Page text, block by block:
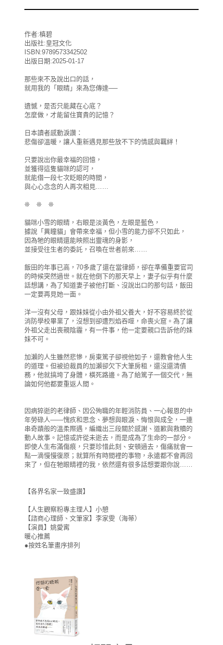
作者:槙碧
出版社:皇冠文化
ISBN:9789573342502
出版日期:2025-01-17
那些來不及說出口的話，
就用我的「眼睛」來為您傳達──
遺憾，是否只能藏在心底？
怎麼做，才能留住寶貴的記憶？
日本讀者感動淚讚：
悲傷卻溫暖，讓人重新遇見那些放不下的情感與羈絆！
只要說出你最幸福的回憶，
並獲得這隻貓咪的認可，
就能借一段七次眨眼的時間，
與心心念念的人再次相見……
❊ ❊ ❊
貓咪小雪的眼睛，右眼是淡黃色，左眼是藍色，
據說「異瞳貓」會帶來幸福，但小雪的能力卻不只如此，
因為牠的眼睛還能映照出靈魂的身影，
並接受往生者的委託，召喚在世者前來……
飯田的年事已高，70多歲了還在當律師，卻在準備重要官司
的時候突然過世。就在他倒下的那天早上，妻子似乎有什麼
話想講，為了知道妻子被他打斷、沒說出口的那句話，飯田
一定要再見她一面。
洋一沒有父母，跟妹妹從小由外祖父養大，好不容易終於從
消防學校畢業了，沒想到卻遭烈焰吞噬，命喪火窟。為了讓
外祖父走出喪親陰霾，有一件事，他一定要親口告訴他的妹
妹不可。
加瀨的人生雖然悲慘，房東篤子卻視他如子，還教會他人生
的道理。但被迫裁員的加瀨卻欠下大筆房租，還沒還清債
務，他就搞垮了身體，橫死路邊。為了給篤子一個交代，無
論如何他都要重返人間。
因病猝逝的老律師、因公殉職的年輕消防員、一心報恩的中
年勞碌人――愧疚和思念、夢想與眼淚、悔恨與成全，一連
串奇蹟般的溫柔際遇，編織出三段關於感謝、道歉與救贖的
動人故事。記憶或許從未逝去，而是成為了生命的一部分。
即使人生布滿傷痕，只要珍惜此刻、安頓過去，傷痛就會一
點一滴慢慢復原；就算所有時間裡的事物，永遠都不會再回
來了，但在牠眼睛裡的我，依然還有很多話想要跟你說……
【各界名家一致盛讚】
【人生觀察粉專主理人】小憩
【諮商心理師、文筆家】李家雯（海蒂）
【演員】姚愛寗
暖心推薦
●按姓名筆畫序排列